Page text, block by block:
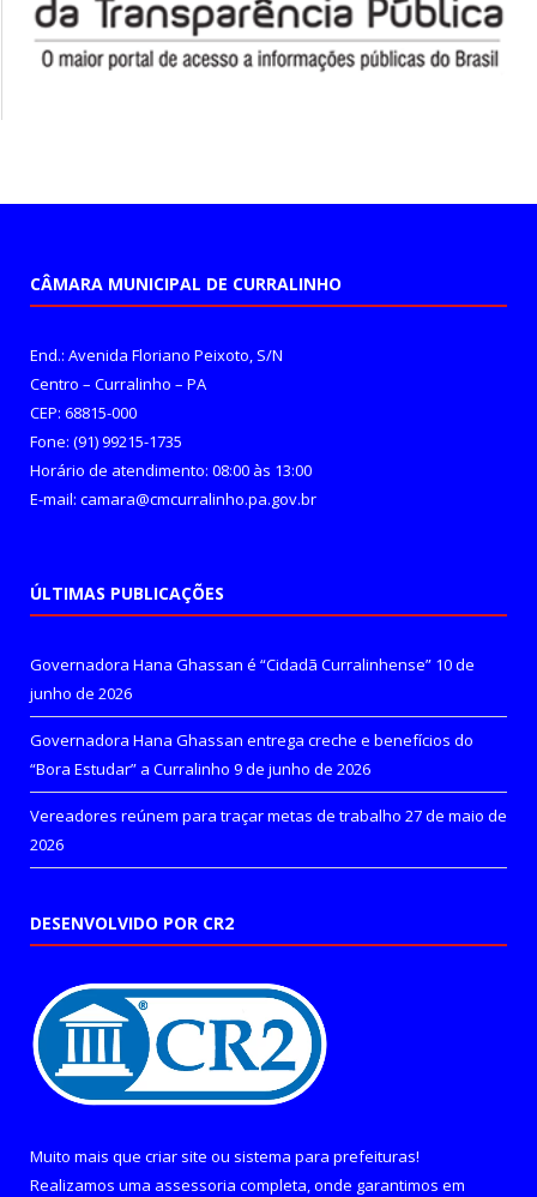
CÂMARA MUNICIPAL DE CURRALINHO
End.: Avenida Floriano Peixoto, S/N
Centro – Curralinho – PA
CEP: 68815-000
Fone: (91) 99215-1735
Horário de atendimento: 08:00 às 13:00
E-mail: camara@cmcurralinho.pa.gov.br
ÚLTIMAS PUBLICAÇÕES
Governadora Hana Ghassan é “Cidadã Curralinhense” 10 de
junho de 2026
Governadora Hana Ghassan entrega creche e benefícios do
“Bora Estudar” a Curralinho 9 de junho de 2026
Vereadores reúnem para traçar metas de trabalho 27 de maio de
2026
DESENVOLVIDO POR CR2
Muito mais que criar site ou sistema para prefeituras!
Realizamos uma assessoria completa, onde garantimos em